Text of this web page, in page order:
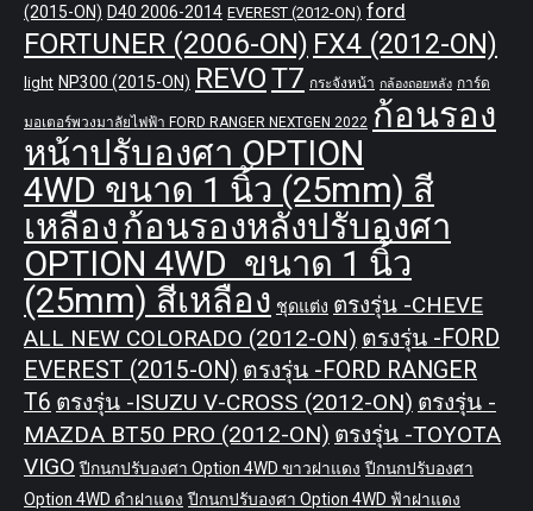
(2015-ON) D40 2006-2014 EVEREST (2012-ON) ford
FORTUNER (2006-ON) FX4 (2012-ON)
light NP300 (2015-ON) REVOT7 กระจังหน้า กล้องถอยหลัง การ์ด
มอเตอร์พวงมาลัยไฟฟ้า FORD RANGER NEXTGEN 2022 ก้อนรอง
หน้าปรับองศา OPTION
4WD ขนาด 1 นิ้ว (25mm) สี
เหลือง ก้อนรองหลังปรับองศา
OPTION 4WD ขนาด 1 นิ้ว
(25mm) สีเหลือง ชุดแต่ง ตรงรุ่น -CHEVE
ALL NEW COLORADO (2012-ON) ตรงรุ่น -FORD
EVEREST (2015-ON) ตรงรุ่น -FORD RANGER
T6 ตรงรุ่น -ISUZU V-CROSS (2012-ON) ตรงรุ่น -
MAZDA BT50 PRO (2012-ON) ตรงรุ่น -TOYOTA
VIGO ปีกนกปรับองศา Option 4WD ขาวฝาแดง ปีกนกปรับองศา
Option 4WD ดำฝาแดง ปีกนกปรับองศา Option 4WD ฟ้าฝาแดง